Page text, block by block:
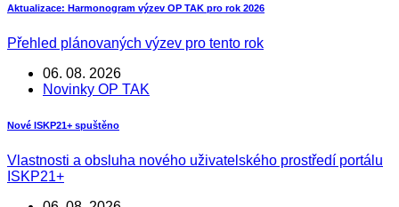
Aktualizace: Harmonogram výzev OP TAK pro rok 2026
Přehled plánovaných výzev pro tento rok
06. 08. 2026
Novinky OP TAK
Nové ISKP21+ spuštěno
Vlastnosti a obsluha nového uživatelského prostředí portálu
ISKP21+